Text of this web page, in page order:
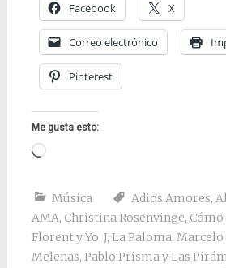
Facebook X
Correo electrónico
Pinterest
Me gusta esto:
Cargando...
Música Adios Amores,
AMA, Christina Rosenvinge,
Florent y Yo, J, La Paloma,
Melenas, Pablo Prisma y Las